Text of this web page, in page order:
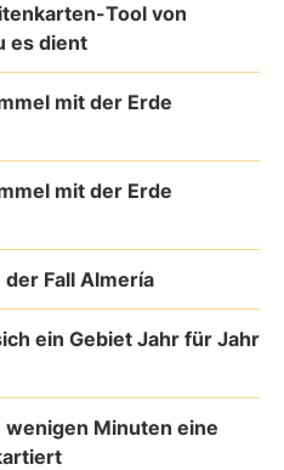
Tool von
es dient
mit der Erde
mit der Erde
Fall Almería
ein Gebiet Jahr für Jahr
Minuten eine